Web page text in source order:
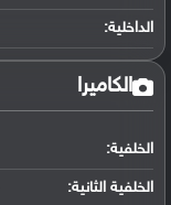
الداخلية:
الكاميرا
الخلفية:
الخلفية الثانية: